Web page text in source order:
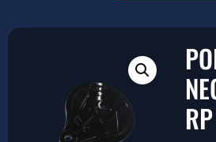
RP